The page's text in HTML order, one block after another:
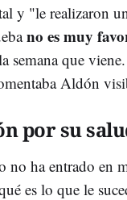
y "le realizaron un
no es muy
semana que
Aldón
por su
no ha entrado en
es lo que le